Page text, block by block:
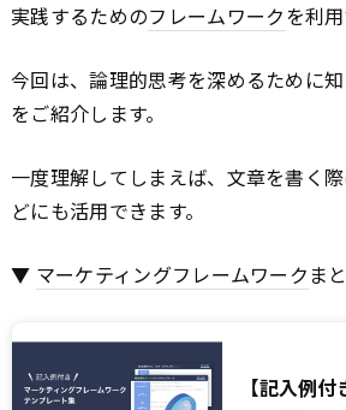
実践するためのフレームワークを利
今回は、論理的思考を深めるために
をご紹介します。
一度理解してしまえば、文章を書く
どにも活用できます。
▼ マーケティングフレームワーク ま
【記入例